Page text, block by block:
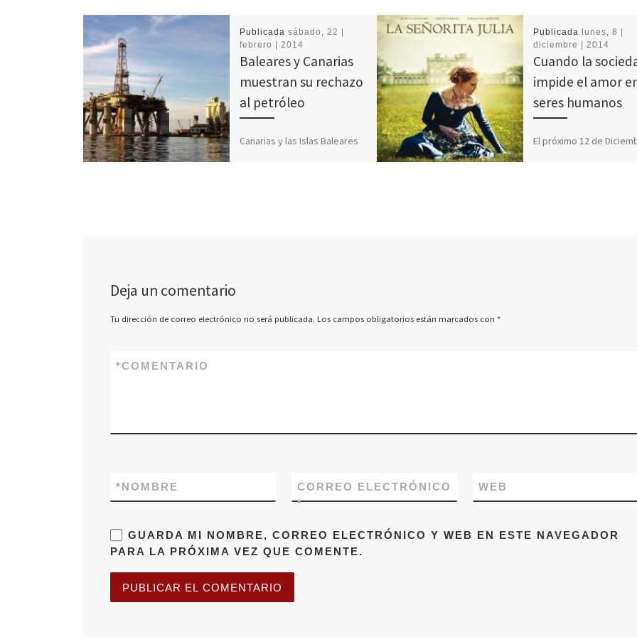
Publicadasábado, 22 |
febrero | 2014
Baleares y Canarias
muestran su rechazo
al petróleo
Canarias y las Islas Baleares
ven peligradas sus áreas de
Publicada lunes, 8 |
diciembre | 2014
Cuando la
impide el amor
seres humanos
El próximo 12 de
Deja un comentario
Tu dirección de correo electrónico no será publicada. Los campos obligatorios están marcados con *
COMENTARIO
*
NOMBRE
*
CORREO ELECTRÓNICO
*
WEB
GUARDA MI NOMBRE, CORREO ELECTRÓNICO Y WEB EN ESTE NAVEGADOR
PARA LA PRÓXIMA VEZ QUE COMENTE.